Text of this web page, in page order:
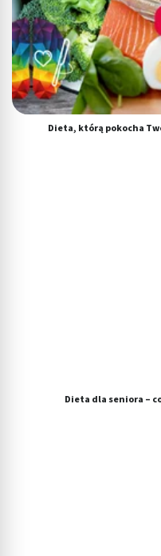
Dieta, którą pokocha
Dieta dla seniora –
kombinacji danych z
Rozwój i ulepszanie usług
Wykorzystywanie
wyboru treści
Funkcje specjalne IAB:
Użycie dokładnych